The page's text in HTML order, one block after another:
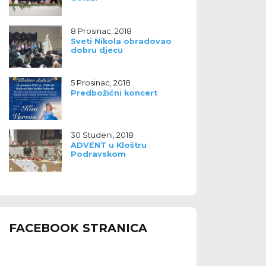
8 Prosinac, 2018
Sveti Nikola obradovao
dobru djecu
5 Prosinac, 2018
Predbožićni koncert
30 Studeni, 2018
ADVENT u Kloštru
Podravskom
FACEBOOK STRANICA